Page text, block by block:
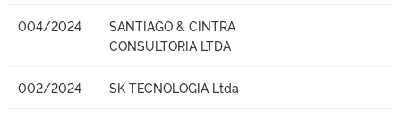
004/2024
SANTIAGO & CINTRA
CONSULTORIA LTDA
002/2024 SK TECNOLOGIA Ltda